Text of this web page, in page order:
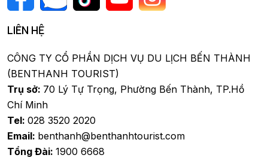
LIÊN HỆ
CÔNG TY CỔ PHẦN DỊCH VỤ DU LỊCH BẾN THÀNH
(BENTHANH TOURIST)
Trụ sở: 70 Lý Tự Trọng, Phường Bến Thành, TP.Hồ
Chí Minh
Tel: 028 3520 2020
Email: benthanh@benthanhtourist.com
Tổng Đài: 1900 6668